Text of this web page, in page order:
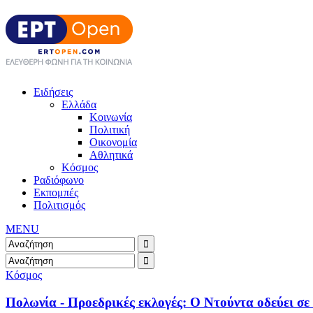
Ειδήσεις
Ελλάδα
Κοινωνία
Πολιτική
Οικονομία
Αθλητικά
Κόσμος
Ραδιόφωνο
Εκπομπές
Πολιτισμός
MENU
Κόσμος
Πολωνία - Προεδρικές εκλογές: Ο Ντούντα οδεύει